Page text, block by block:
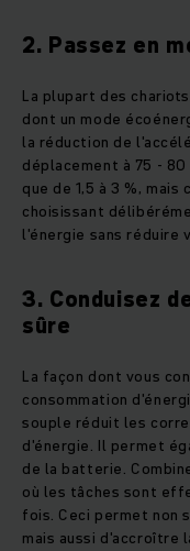
2. Passez en
La plupart des
dont un mode
la réduction de
déplacement à 75 -
que de 1,5 à 3 %, mais
choisissant
l'énergie sans
3. Conduisez
sûre
La façon dont vous
consommation
souple réduit les
d'énergie. Il permet
de la batterie.
où les tâches sont
fois. Ceci permet non
mais aussi d'accroître